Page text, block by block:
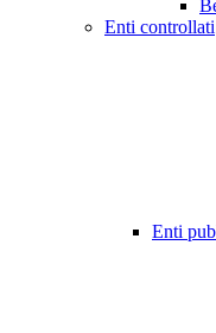
Enti controllati
Enti